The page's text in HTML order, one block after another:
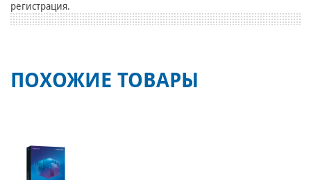
регистрация.
ПОХОЖИЕ ТОВАРЫ